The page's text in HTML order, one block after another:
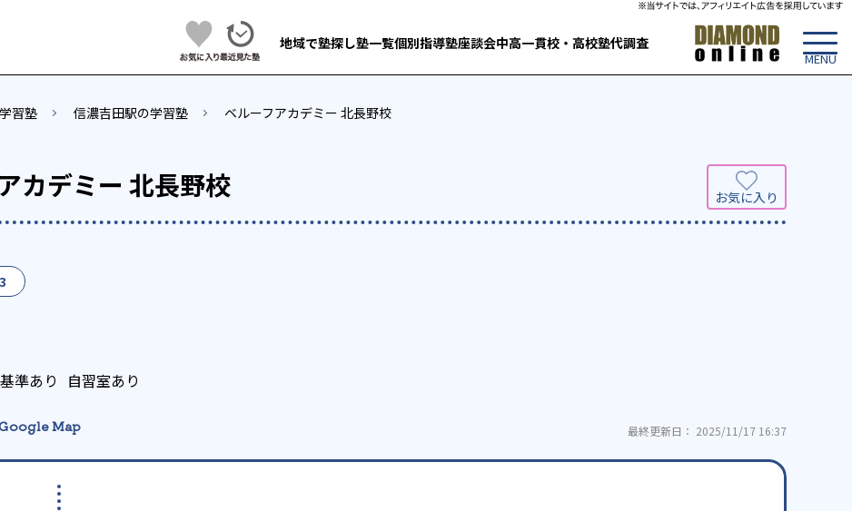
地域で塾探し塾一覧個別指導塾座談会中高一貫校・高校塾代調査
習塾 信濃吉田駅の学習塾 ベルーフアカデミー 北長野校
カデミー 北長野校
準あり
自習室あり
Map 最終更新日： 2025/11/17 16:37